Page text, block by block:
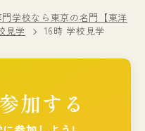
学校なら東京の名門【東洋
見学 16時 学校見学